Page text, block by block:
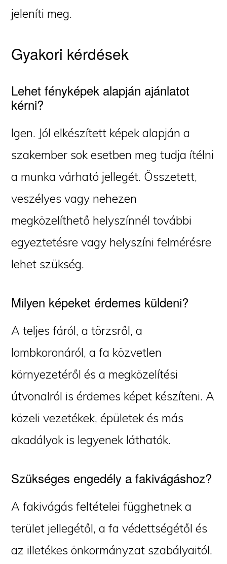
jeleníti meg.
Gyakori kérdések
Lehet fényképek alapján ajánlatot
kérni?
Igen. Jól elkészített képek alapján a
szakember sok esetben meg tudja ítélni
a munka várható jellegét. Összetett,
veszélyes vagy nehezen
megközelíthető helyszínnél további
egyeztetésre vagy helyszíni felmérésre
lehet szükség.
Milyen képeket érdemes küldeni?
A teljes fáról, a törzsről, a
lombkoronáról, a fa közvetlen
környezetéről és a megközelítési
útvonalról is érdemes képet készíteni. A
közeli vezetékek, épületek és más
akadályok is legyenek láthatók.
Szükséges engedély a fakivágáshoz?
A fakivágás feltételei függhetnek a
terület jellegétől, a fa védettségétől és
az illetékes önkormányzat szabályaitól.